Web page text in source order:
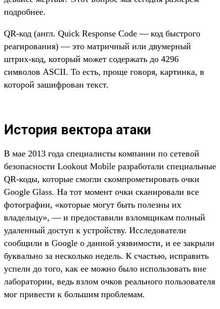
подробнее.
QR-код (англ. Quick Response Code — код быстрого
реагирования) — это матричный или двумерный
штрих-код, который может содержать до 4296
символов ASCII. То есть, проще говоря, картинка, в
которой зашифрован текст.
История вектора атаки
В мае 2013 года специалисты компании по сетевой
безопасности Lookout Mobile разработали специальные
QR-коды, которые смогли скомпрометировать очки
Google Glass. На тот момент очки сканировали все
фотографии, «которые могут быть полезны их
владельцу», — и предоставили взломщикам полный
удаленный доступ к устройству. Исследователи
сообщили в Google о данной уязвимости, и ее закрыли
буквально за несколько недель. К счастью, исправить
успели до того, как ее можно было использовать вне
лаборатории, ведь взлом очков реального пользователя
мог привести к большим проблемам.